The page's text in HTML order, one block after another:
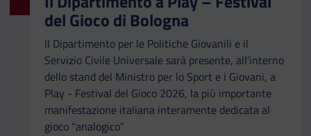
del Gioco di Bologna
Il Dipartimento per le Politiche Giovanili e il
Servizio Civile Universale sarà presente, all’interno
dello stand del Ministro per lo Sport e i Giovani, a
Play - Festival del Gioco 2026, la più importante
manifestazione italiana interamente dedicata al
gioco “analogico”